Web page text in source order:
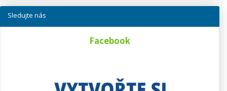
Sledujte nás
Facebook